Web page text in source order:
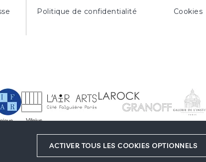
ACTIVER TOUS LES COOKIES OPTIONNELS
Politique de confidentialité
Cookies